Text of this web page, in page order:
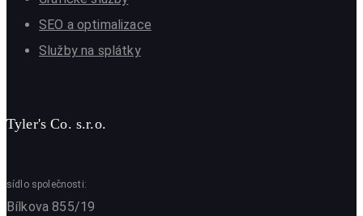
SEO a optimalizace
Služby na splátky
Tyler's Co. s.r.o.
sídlo společnosti:
Bílkova 855/19